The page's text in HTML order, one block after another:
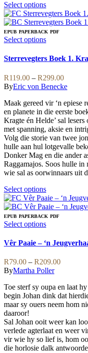
Select optionsThis
product
has
multiple
variants.
options
be
chosen
on
the
product
page
EPUB PAPERBACK PDF
Select optionsThis
has
variants.
The
options
may
be
chosen
on
the
product
page
Sterrevegters Boek 1.
R119.00 – R299.00Price
range:
through
ByEric von Benecke
Maak gereed vir ‘n epiese
en planete in die eerste
Kragte én Helde’ sal
met spanning, aksie en
Volg die storie van twee
hulle aan hul lotgevalle
Donker Mag en die ander
Raggamajos. Soos hulle
wie sal as oorwinnaars uit
Select optionsThis
product
has
multiple
variants.
options
be
chosen
on
the
product
page
EPUB PAPERBACK PDF
Select optionsThis
has
multiple
variants.
The
options
may
be
chosen
the
product
page
Vêr Paaie – ‘n
R79.00 – R209.00Price
through
R209.00
ByMartha Poller
Toe sterf sy oupa en laat
begin Johan dink dat
maar sy ouers neem hom
daaroor!
Sal Johan ooit weer kan
verlede agterlaat en weer
vir wie hy so lief is, hom
die horlosie dalk